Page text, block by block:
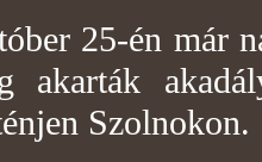
25-én már
akarták
Szolnokon.